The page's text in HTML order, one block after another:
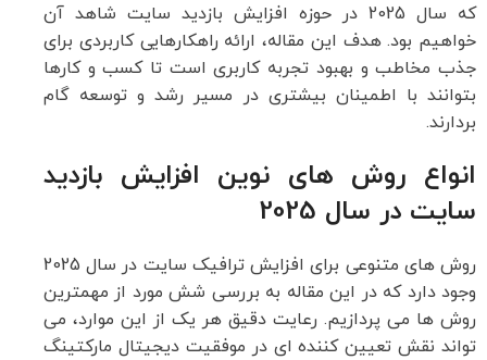
که سال 2025 در حوزه افزایش بازدید سایت شاهد آن
خواهیم بود. هدف این مقاله، ارائه راهکارهایی کاربردی برای
جذب مخاطب و بهبود تجربه کاربری است تا کسب و کارها
بتوانند با اطمینان بیشتری در مسیر رشد و توسعه گام
بردارند.
انواع روش های نوین افزایش بازدید
سایت در سال 2025
روش های متنوعی برای افزایش ترافیک سایت در سال 2025
وجود دارد که در این مقاله به بررسی شش مورد از مهمترین
روش ها می پردازیم. رعایت دقیق هر یک از این موارد، می
تواند نقش تعیین کننده ای در موفقیت دیجیتال مارکتینگ